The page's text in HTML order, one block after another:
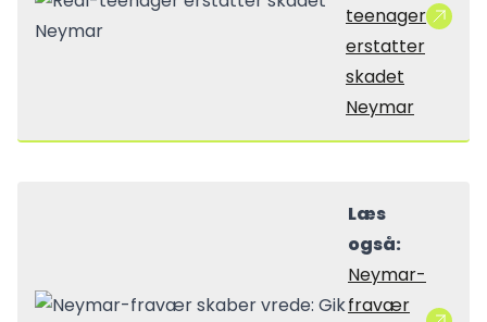
teenager
erstatter
skadet
Neymar
Læs
også:
Neymar-
fravær